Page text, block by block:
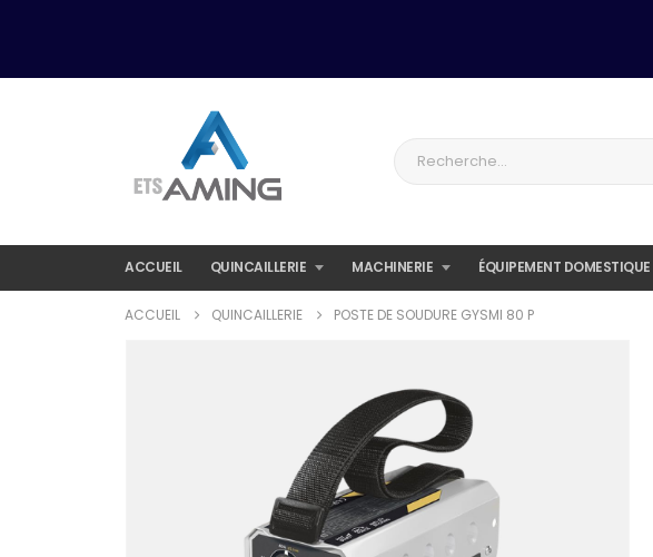
ACCUEIL QUINCAILLERIE MACHINERIE ÉQUIPEMENT DOMESTIQUE
ACCUEIL QUINCAILLERIE POSTE DE SOUDURE GYSMI 80 P